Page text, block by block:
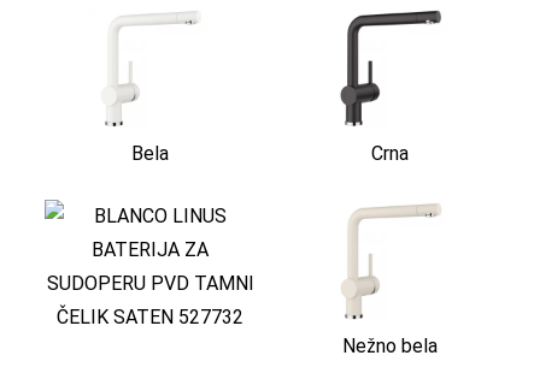
Bela Crna
Nežno bela